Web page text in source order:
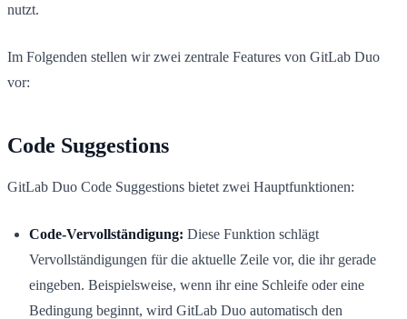
nutzt.
Im Folgenden stellen wir zwei zentrale Features von GitLab Duo
vor:
Code Suggestions
GitLab Duo Code Suggestions bietet zwei Hauptfunktionen:
Code-Vervollständigung: Diese Funktion schlägt
Vervollständigungen für die aktuelle Zeile vor, die ihr gerade
eingeben. Beispielsweise, wenn ihr eine Schleife oder eine
Bedingung beginnt, wird GitLab Duo automatisch den